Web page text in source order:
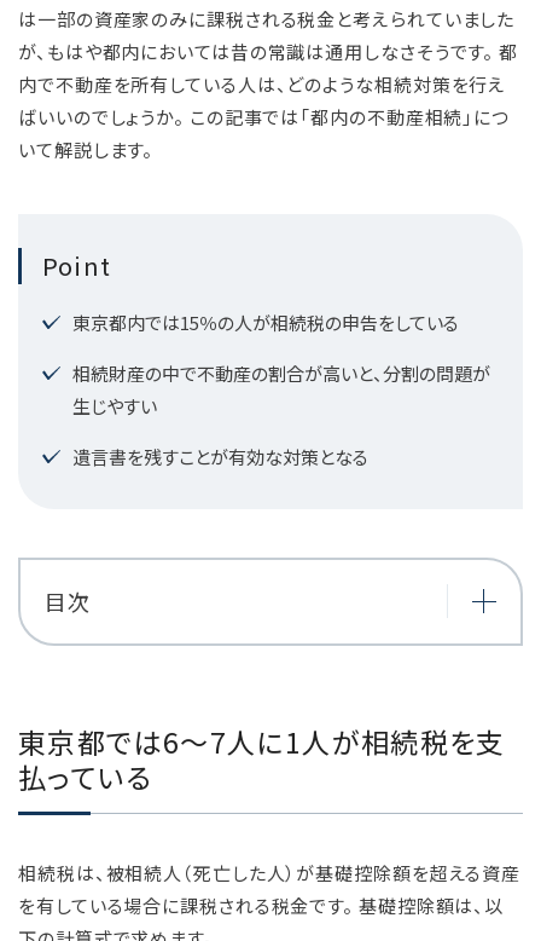
は一部の資産家のみに課税される税金と考えられていました
が、もはや都内においては昔の常識は通用しなさそうです。 都
内で不動産を所有している人は、どのような相続対策を行え
ばいいのでしょうか。 この記事では「都内の不動産相続」につ
いて解説します。
Point
東京都内では15％の人が相続税の申告をしている
相続財産の中で不動産の割合が高いと、分割の問題が
生じやすい
遺言書を残すことが有効な対策となる
目次
東京都では6～7人に1人が相続税を支
払っている
相続税は、被相続人（死亡した人）が基礎控除額を超える資産
を有している場合に課税される税金です。 基礎控除額は、以